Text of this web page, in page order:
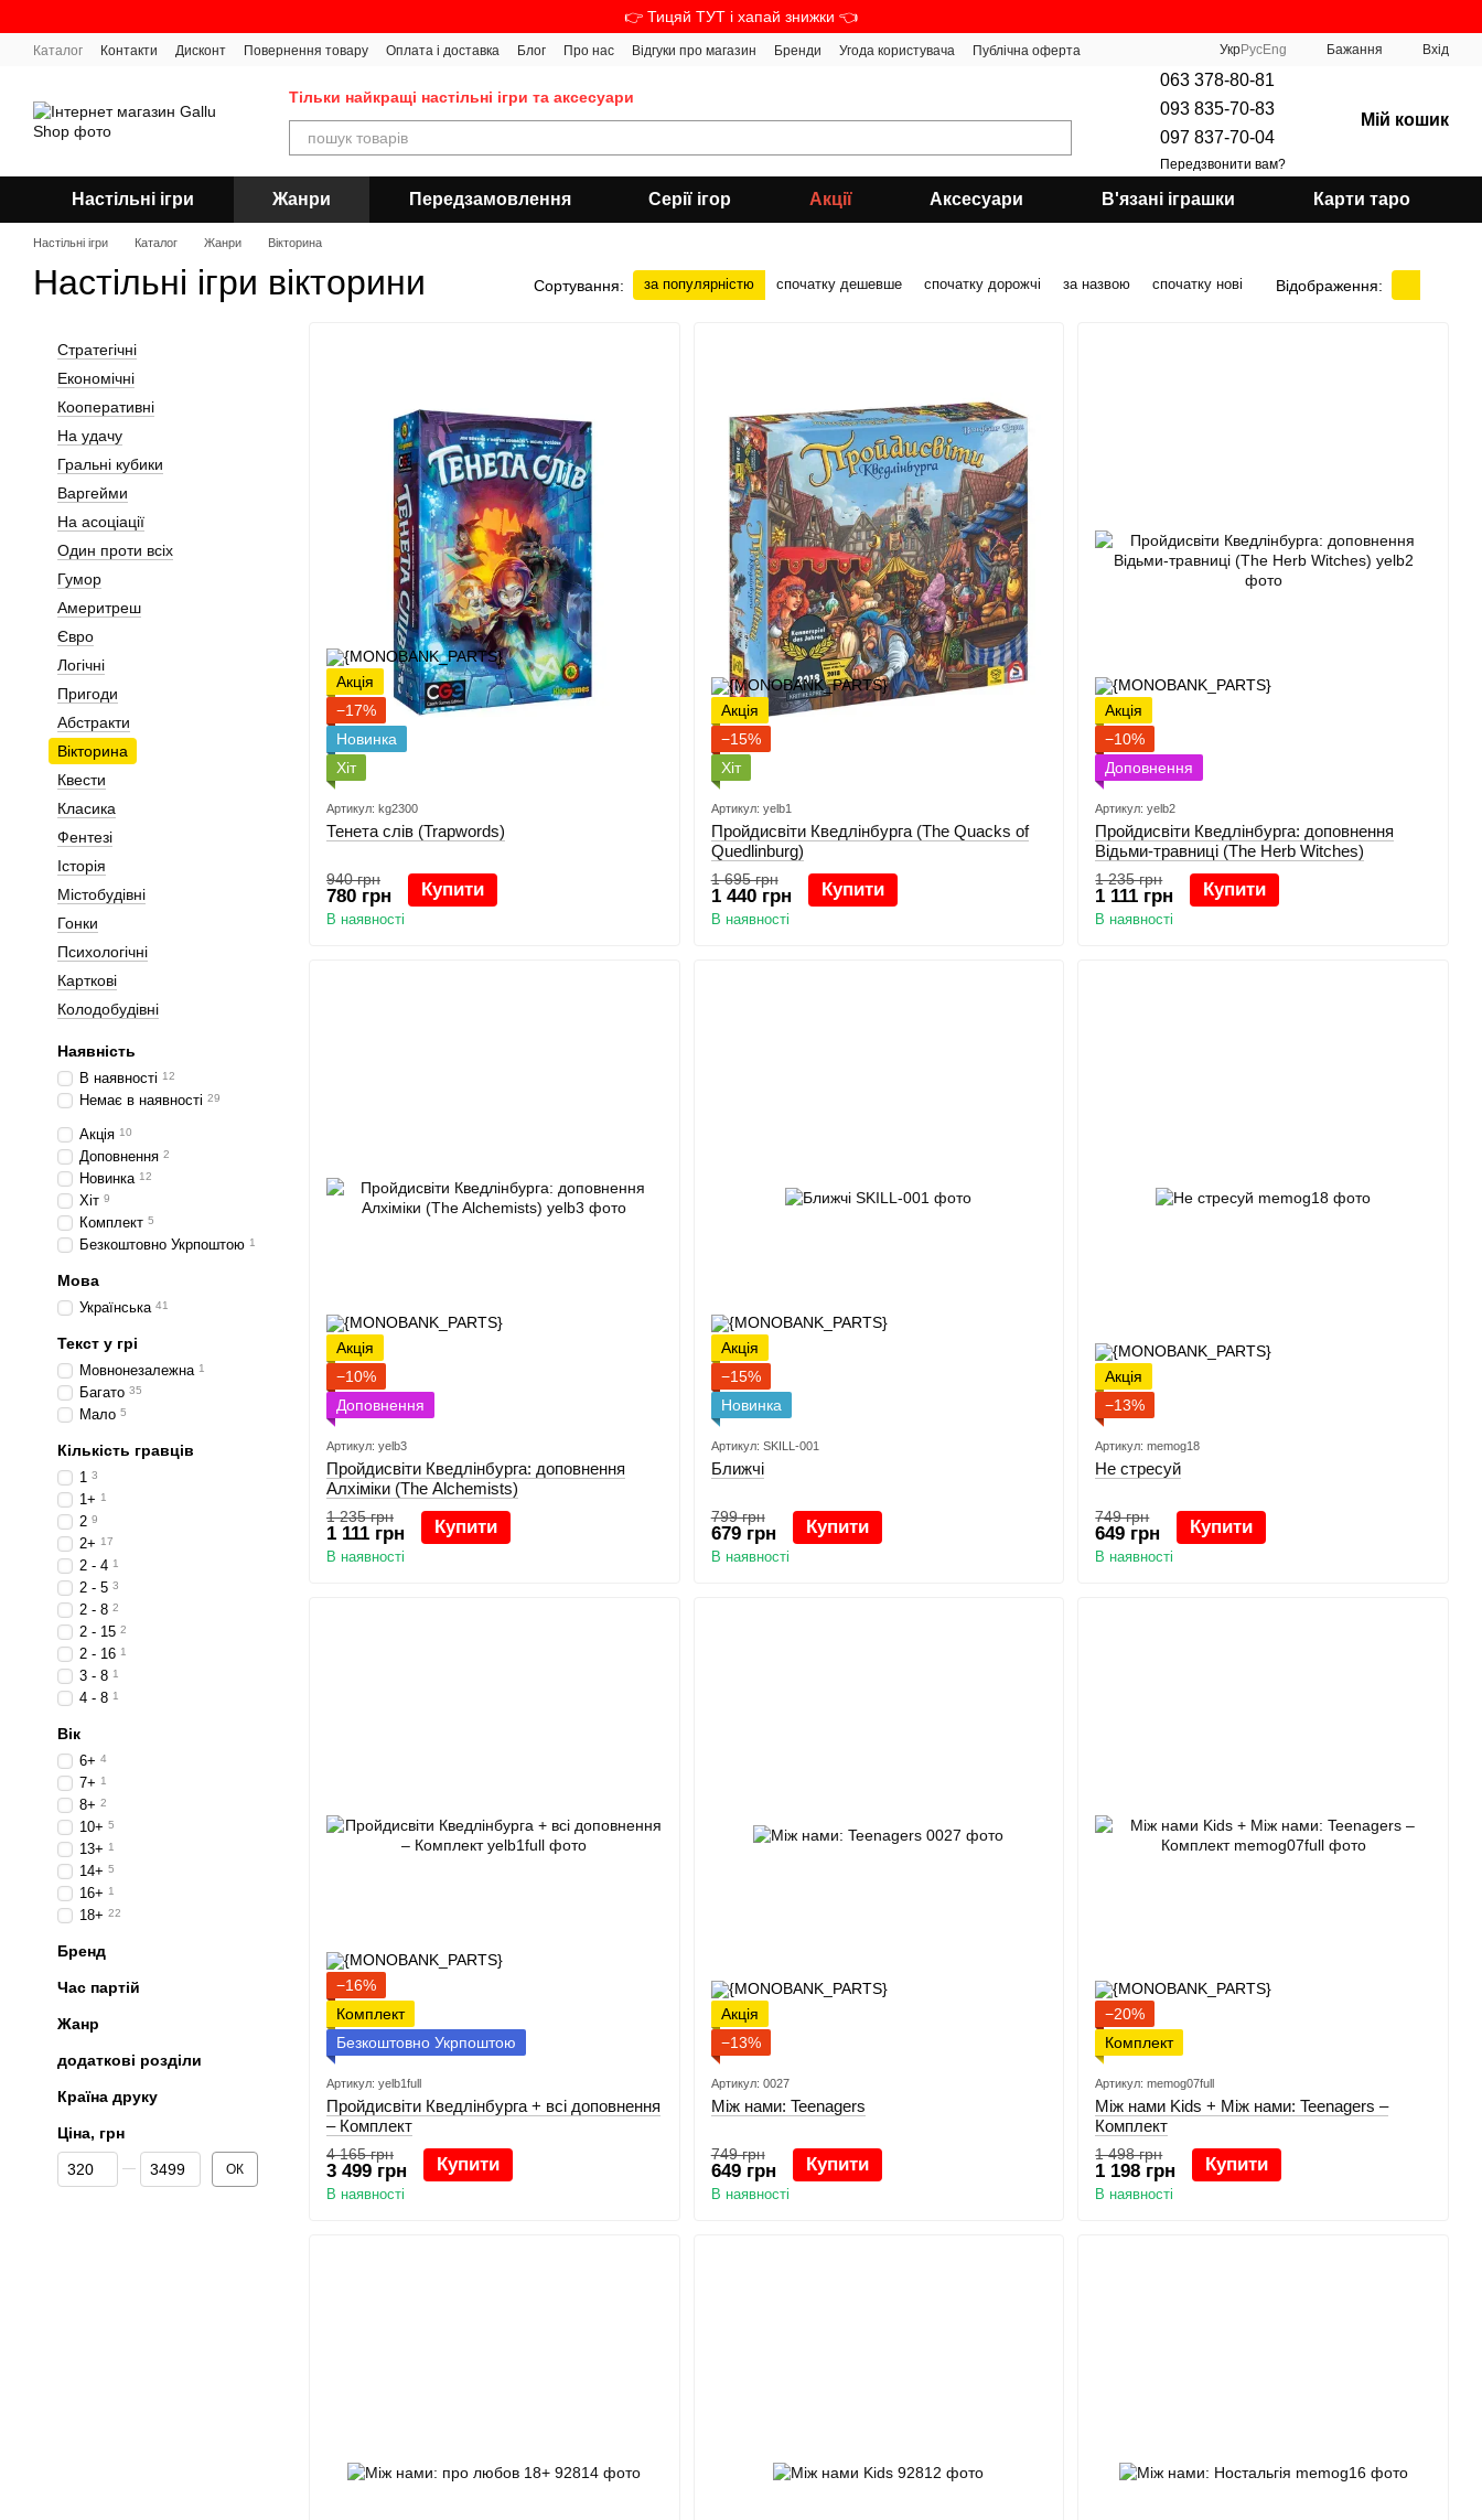
👉 Тицяй ТУТ і хапай знижки 👈
Каталог Контакти Дисконт Повернення товару Оплата і доставка Блог Про нас Відгуки про магазин Бренди Угода користувача Публічна оферта УкрРусEng Бажання Вхід
Тільки найкращі настільні ігри та аксесуари
063 378-80-81
093 835-70-83
097 837-70-04
Передзвонити вам?
Мій кошик
Настільні ігри Жанри Передзамовлення Серії ігор Акції Аксесуари В'язані іграшки Карти таро
Настільні ігри Каталог Жанри Вікторина
Настільні ігри вікторини Сортування: за популярністю спочатку дешевше спочатку дорожчі за назвою спочатку нові Відображення:
Акція
−17%
Новинка
Хіт
Артикул: kg2300
Тенета слів (Trapwords)
940 грн
780 грн Купити
В наявності
Акція
−15%
Хіт
Артикул: yelb1
Пройдисвіти Кведлінбурга (The Quacks of
Quedlinburg)
1 695 грн
1 440 грн Купити
В наявності
Акція
−10%
Доповнення
Артикул: yelb2
Пройдисвіти Кведлінбурга: доповнення
Відьми-травниці (The Herb Witches)
1 235 грн
1 111 грн Купити
В наявності
Акція
−10%
Доповнення
Артикул: yelb3
Пройдисвіти Кведлінбурга: доповнення
Алхіміки (The Alchemists)
1 235 грн
1 111 грн Купити
В наявності
Акція
−15%
Новинка
Артикул: SKILL-001
Ближчі
799 грн
679 грн Купити
В наявності
Акція
−13%
Артикул: memog18
Не стресуй
749 грн
649 грн Купити
В наявності
−16%
Комплект
Безкоштовно Укрпоштою
Артикул: yelb1full
Пройдисвіти Кведлінбурга + всі доповнення
– Комплект
4 165 грн
3 499 грн Купити
В наявності
Акція
−13%
Артикул: 0027
Між нами: Teenagers
749 грн
649 грн Купити
В наявності
−20%
Комплект
Артикул: memog07full
Між нами Kids + Між нами: Teenagers –
Комплект
1 498 грн
1 198 грн Купити
В наявності
Стратегічні
Економічні
Кооперативні
На удачу
Гральні кубики
Варгейми
На асоціації
Один проти всіх
Гумор
Америтреш
Євро
Логічні
Пригоди
Абстракти
Вікторина
Квести
Класика
Фентезі
Історія
Містобудівні
Гонки
Психологічні
Карткові
Колодобудівні
Наявність
В наявності 12
Немає в наявності 29
Акція 10
Доповнення 2
Новинка 12
Хіт 9
Комплект 5
Безкоштовно Укрпоштою 1
Мова
Українська 41
Текст у грі
Мовнонезалежна 1
Багато 35
Мало 5
Кількість гравців
1 3
1+ 1
2 9
2+ 17
2 - 4 1
2 - 5 3
2 - 8 2
2 - 15 2
2 - 16 1
3 - 8 1
4 - 8 1
Вік
6+ 4
7+ 1
8+ 2
10+ 5
13+ 1
14+ 5
16+ 1
18+ 22
Бренд
Час партій
Жанр
додаткові розділи
Країна друку
Ціна, грн
Від Ціна, грн
До Ціна, грн ОК